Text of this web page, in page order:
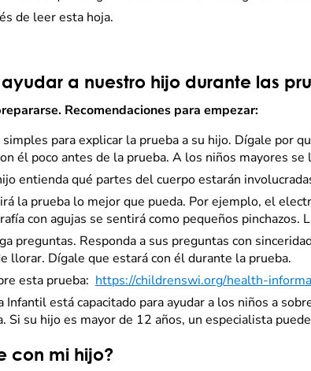
de leer esta hoja.
a nuestro hijo durante las
Recomendaciones para empezar:
para explicar la prueba a su hijo. Dígale por
él poco antes de la prueba. A los niños mayores
entienda qué partes del cuerpo estarán
la prueba lo mejor que pueda. Por ejemplo, el
con agujas se sentirá como pequeños
preguntas. Responda a sus preguntas con
llorar. Dígale que estará con él durante la prueba.
esta prueba: https://childrenswi.org/health-
Infantil está capacitado para ayudar a los niños a
Si su hijo es mayor de 12 años, un especialista
con mi hijo?